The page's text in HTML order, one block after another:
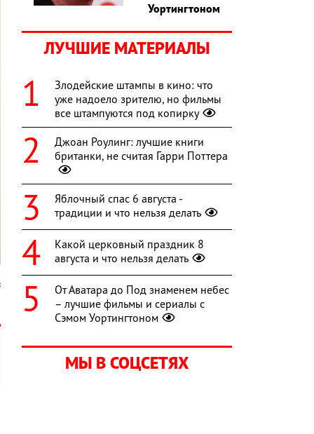
Уортингтоном
ЛУЧШИЕ МАТЕРИАЛЫ
Злодейские штампы в кино: что
уже надоело зрителю, но фильмы
все штампуются под копирку
Джоан Роулинг: лучшие книги
британки, не считая Гарри Поттера
Яблочный спас 6 августа -
традиции и что нельзя делать
Какой церковный праздник 8
августа и что нельзя делать
От Аватара до Под знаменем небес
– лучшие фильмы и сериалы с
Сэмом Уортингтоном
МЫ В СОЦСЕТЯХ